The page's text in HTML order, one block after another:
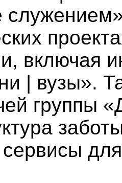
включая
| вузы».
группы